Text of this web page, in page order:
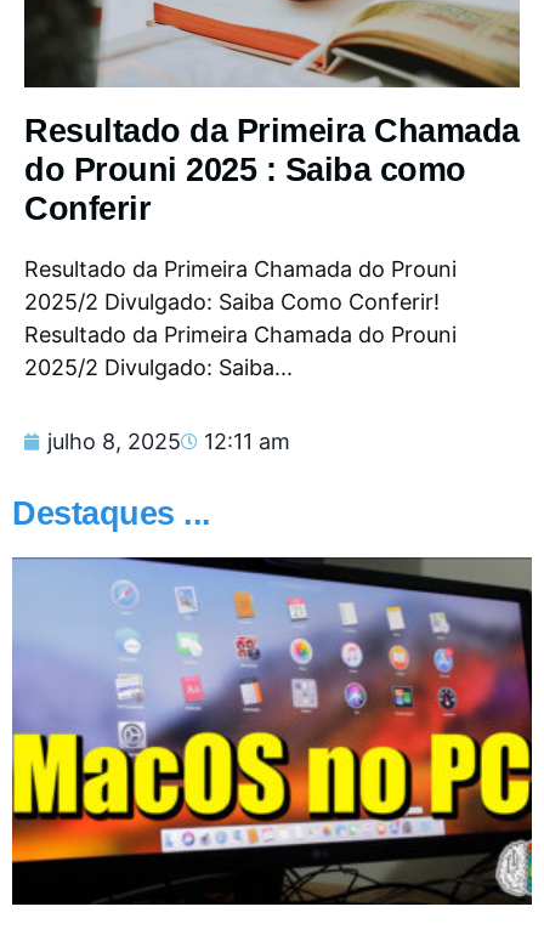
Resultado da Primeira Chamada
do Prouni 2025 : Saiba como
Conferir
Resultado da Primeira Chamada do Prouni
2025/2 Divulgado: Saiba Como Conferir!
Resultado da Primeira Chamada do Prouni
2025/2 Divulgado: Saiba...
julho 8, 2025 12:11 am
Destaques ...